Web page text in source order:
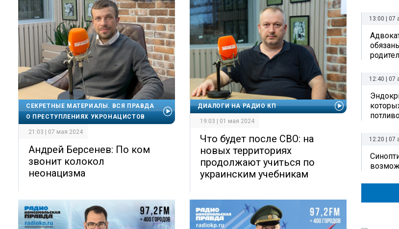
СЕКРЕТНЫЕ МАТЕРИАЛЫ. ВСЯ ПРАВДА
О ПРЕСТУПЛЕНИЯХ УКРОНАЦИСТОВ
21:03 | 07 мая 2024
Андрей Берсенев: По ком
звонит колокол
неонацизма
ДИАЛОГИ НА РАДИО КП
19:03 | 01 мая 2024
Что будет после СВО: на
новых территориях
продолжают учиться по
украинским учебникам
13:00 | 07
12:40 | 07
12:20 | 07